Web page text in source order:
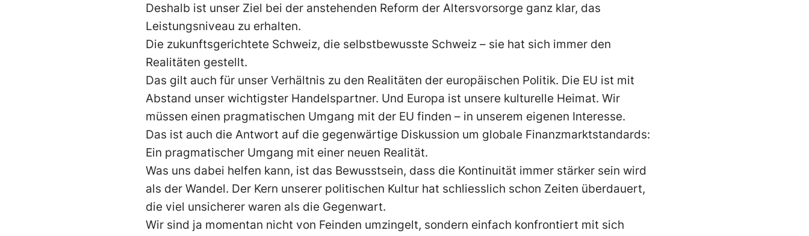
Deshalb ist unser Ziel bei der anstehenden Reform der Altersvorsorge ganz klar, das
Leistungsniveau zu erhalten.
Die zukunftsgerichtete Schweiz, die selbstbewusste Schweiz – sie hat sich immer den
Realitäten gestellt.
Das gilt auch für unser Verhältnis zu den Realitäten der europäischen Politik. Die EU ist mit
Abstand unser wichtigster Handelspartner. Und Europa ist unsere kulturelle Heimat. Wir
müssen einen pragmatischen Umgang mit der EU finden – in unserem eigenen Interesse.
Das ist auch die Antwort auf die gegenwärtige Diskussion um globale Finanzmarktstandards:
Ein pragmatischer Umgang mit einer neuen Realität.
Was uns dabei helfen kann, ist das Bewusstsein, dass die Kontinuität immer stärker sein wird
als der Wandel. Der Kern unserer politischen Kultur hat schliesslich schon Zeiten überdauert,
die viel unsicherer waren als die Gegenwart.
Wir sind ja momentan nicht von Feinden umzingelt, sondern einfach konfrontiert mit sich